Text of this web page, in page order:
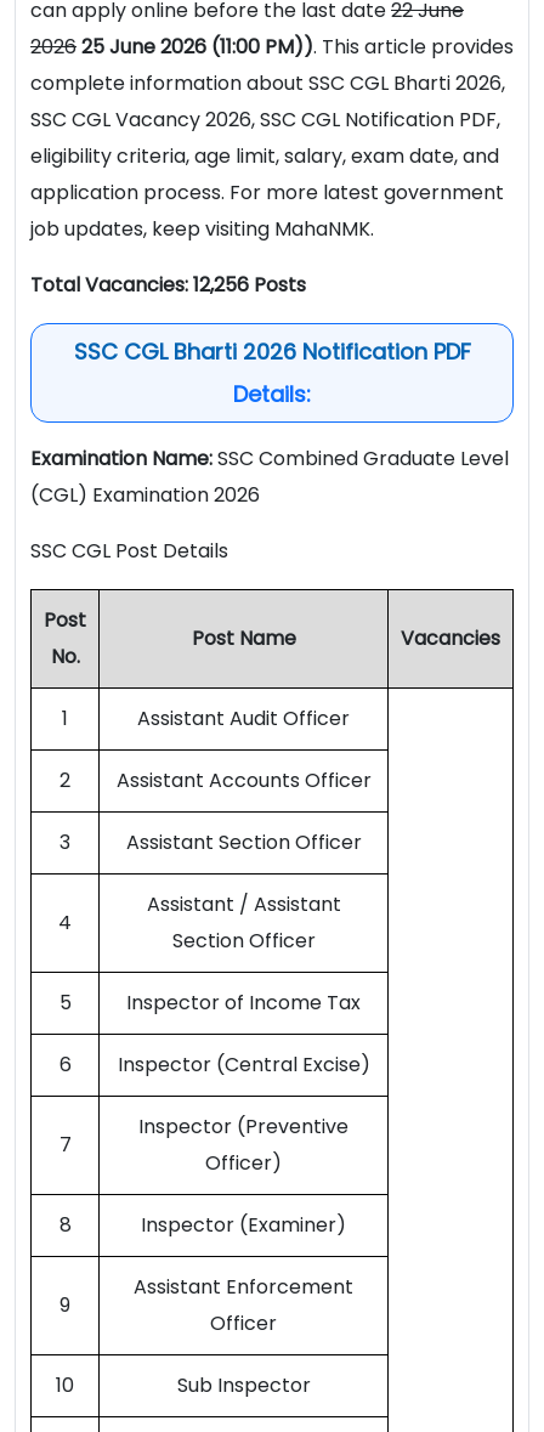
can apply online before the last date22 June
202625 June 2026 (11:00 PM)). This article provides
complete information about SSC CGL Bharti 2026,
SSC CGL Vacancy 2026, SSC CGL Notification PDF,
eligibility criteria, age limit, salary, exam date, and
application process. For more latest government
job updates, keep visiting MahaNMK.
Total Vacancies: 12,256 Posts
SSC CGL Bharti 2026 Notification PDF
Details:
Examination Name:SSC Combined Graduate Level
(CGL) Examination 2026
SSC CGL Post Details
Post
No.
Post Name Vacancies
1 Assistant Audit Officer
2 Assistant Accounts Officer
3 Assistant Section Officer
4
Assistant / Assistant
Section Officer
5 Inspector of Income Tax
6 Inspector (Central Excise)
7
Inspector (Preventive
Officer)
8 Inspector (Examiner)
9
Assistant Enforcement
Officer
10 Sub Inspector